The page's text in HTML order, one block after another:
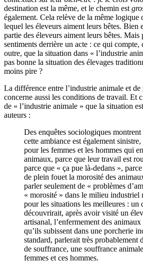
destination est la même, et le chemin est
également. Cela relève de la même logique
lequel les éleveurs aiment leurs bêtes. Bien
partie des éleveurs aiment leurs bêtes. Mais
sentiments derrière un acte : ce qui compte,
outre, que la situation dans « l’industrie
pas bonne la situation des élevages
moins pire ?
La différence entre l’industrie animale et de
concerne aussi les conditions de travail. Et
de « l’industrie animale » que la situation
auteurs :
Des enquêtes sociologiques montrent
cette ambiance est également
pour les femmes et les hommes qui
animaux, parce que leur travail est
parce que « ça pue là-dedans »,
de plein fouet la morosité des
parler seulement de « problèmes
« morosité » dans le milieu industriel
pour les situations les meilleures : un
découvrirait, après avoir visité un
artisanal, l’enfermement des
qu’ils subissent dans une porcherie
standard, parlerait très probablement
de souffrance, une souffrance
femmes et ces hommes.